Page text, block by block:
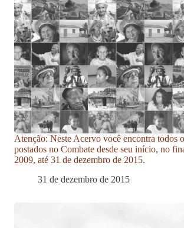
Atenção: Neste Acervo você encontra todos
postados no Combate desde seu início, no
2009, até 31 de dezembro de 2015.
31 de dezembro de 2015